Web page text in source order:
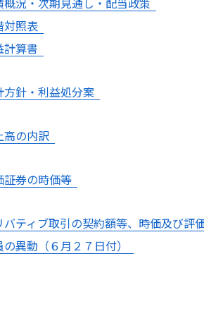
対照表
計算書
方針・利益処分案
高の内訳
証券の時価等
バティブ取引の契約額等、時価及び評
異動（６月２７日付）